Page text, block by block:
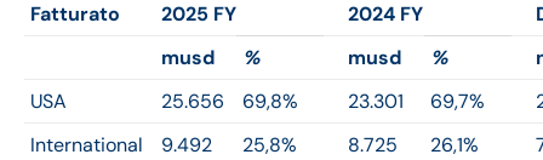
Fatturato 2025 FY 2024 FY
musd
% musd %
USA
25.656 69,8% 23.301 69,7%
International
9.492 25,8% 8.725 26,1%